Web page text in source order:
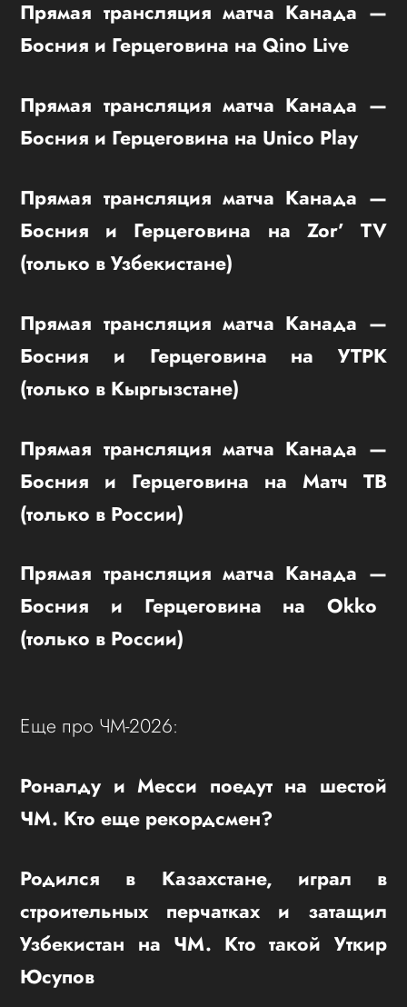
Прямая трансляция матча Канада —
Босния и Герцеговина на Qino Live
Прямая трансляция матча Канада —
Босния и Герцеговина на Unico Play
Прямая трансляция матча Канада —
Босния и Герцеговина на Zor’ TV
(только в Узбекистане)
Прямая трансляция матча Канада —
Босния и Герцеговина на УТРК
(только в Кыргызстане)
Прямая трансляция матча Канада —
Босния и Герцеговина на Матч ТВ
(только в России)
Прямая трансляция матча Канада —
Босния и Герцеговина на Okko
(только в России)
Еще про ЧМ-2026:
Роналду и Месси поедут на шестой
ЧМ. Кто еще рекордсмен?
Родился в Казахстане, играл в
строительных перчатках и затащил
Узбекистан на ЧМ. Кто такой Уткир
Юсупов